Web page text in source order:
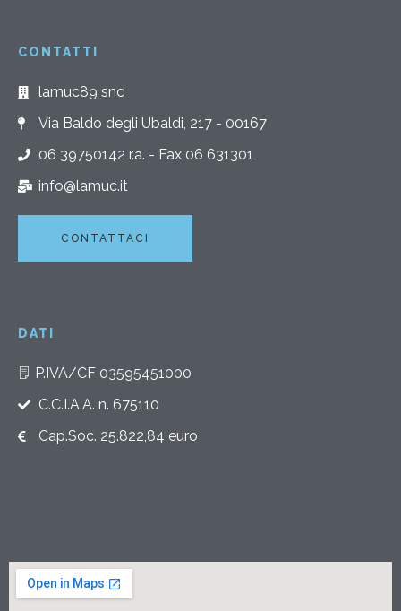
CONTATTI
lamuc89 snc
Via Baldo degli Ubaldi, 217 - 00167
06 39750142 r.a. - Fax 06 631301
info@lamuc.it
CONTATTACI
DATI
P.IVA/CF 03595451000
C.C.I.A.A. n. 675110
Cap.Soc. 25.822,84 euro